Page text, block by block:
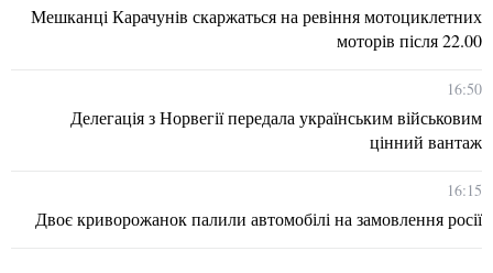
Мешканці Карачунів скаржаться на ревіння мотоциклетних
моторів після 22.00
16:50
Делегація з Норвегії передала українським військовим
цінний вантаж
16:15
Двоє криворожанок палили автомобілі на замовлення росії